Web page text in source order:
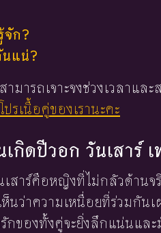
จัก?
นแน่?
มารถเจาะจงช่วงเวลาแ
รเนื้อคู่ของเรานะคะ
กิดปีวอก วันเสาร์
สาร์คือหญิงที่ไม่กลัวด้าน
ห็นว่าความเหนื่อยที่ร่วม
กของทั้งคู่จะยิ่งลึกแน่นแล